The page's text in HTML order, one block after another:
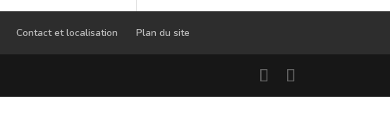
Contact et localisation Plan du site